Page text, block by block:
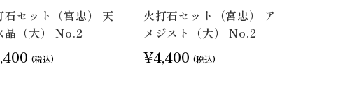
石セット（宮忠） 天
晶（大） No.2
(税込)
火打石セット（宮忠） ア
メジスト（大） No.2
¥4,400 (税込)